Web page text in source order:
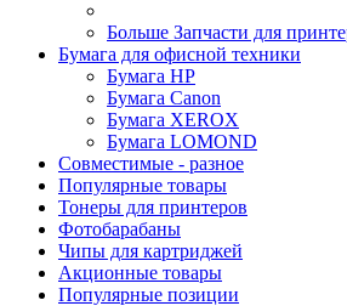
Больше Запчасти для
Бумага для офисной техники
Бумага HP
Бумага Canon
Бумага XEROX
Бумага LOMOND
Совместимые - разное
Популярные товары
Тонеры для принтеров
Фотобарабаны
Чипы для картриджей
Акционные товары
Популярные позиции